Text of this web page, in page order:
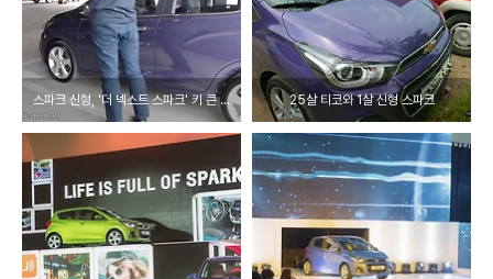
스파크 신형, '더 넥스트 스파크' 키 큰 남자의 간단 시승기 25살 티코와 1살 신형 스파크